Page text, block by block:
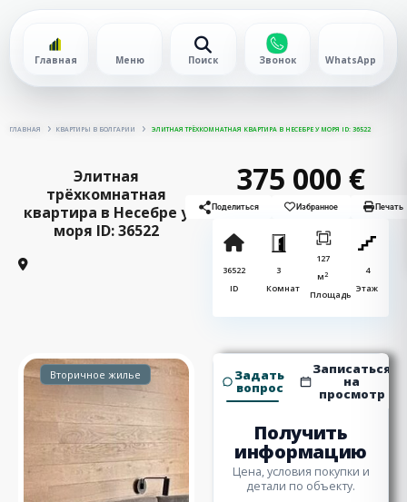
Главная Меню Поиск Звонок WhatsApp
ГЛАВНАЯ КВАРТИРЫ В БОЛГАРИИ ЭЛИТНАЯ ТРЁХКОМНАТНАЯ КВАРТИРА В НЕСЕБРЕ У МОРЯ ID: 36522
Элитная
трёхкомнатная
квартира в Несебре у
моря ID: 36522
375 000 €
Поделиться Избранное Печать
36522
ID
3
Комнат
127
м2
Площадь
4
Этаж
Вторичное жилье Задать
вопрос
Записаться
на
просмотр
Получить
информацию
Цена, условия покупки и
детали по объекту.